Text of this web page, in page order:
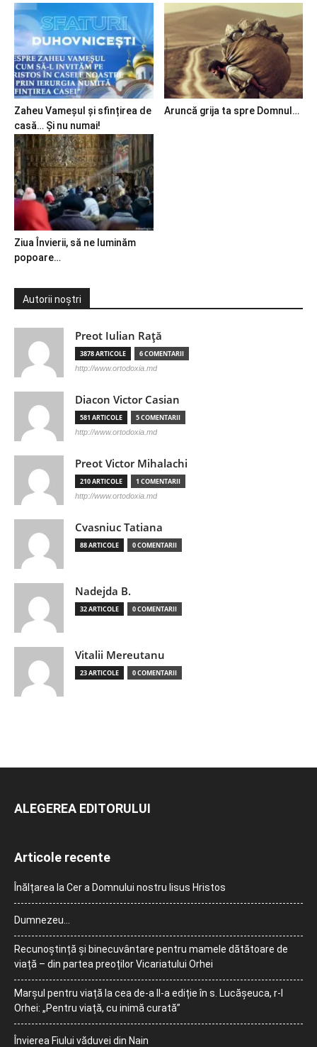
Zaheu Vameșul și sfințirea de
casă… Și nu numai!
Aruncă grija ta spre Domnul…
Ziua Învierii, să ne luminăm
popoare…
Autorii noștri
Preot Iulian Raţă
3878 ARTICOLE 6 COMENTARII
http://www.ortodoxia.md
Diacon Victor Casian
581 ARTICOLE 5 COMENTARII
http://www.ortodoxia.md
Preot Victor Mihalachi
210 ARTICOLE 1 COMENTARII
http://www.ortodoxia.md
Cvasniuc Tatiana
88 ARTICOLE 0 COMENTARII
Nadejda B.
32 ARTICOLE 0 COMENTARII
Vitalii Mereutanu
23 ARTICOLE 0 COMENTARII
ALEGEREA EDITORULUI
Articole recente
Înălțarea la Cer a Domnului nostru Iisus Hristos
Dumnezeu…
Recunoștință și binecuvântare pentru mamele dătătoare de
viață – din partea preoților Vicariatului Orhei
Marșul pentru viață la cea de-a II-a ediție în s. Lucășeuca, r-l
Orhei: „Pentru viață, cu inimă curată”
Învierea Fiului văduvei din Nain